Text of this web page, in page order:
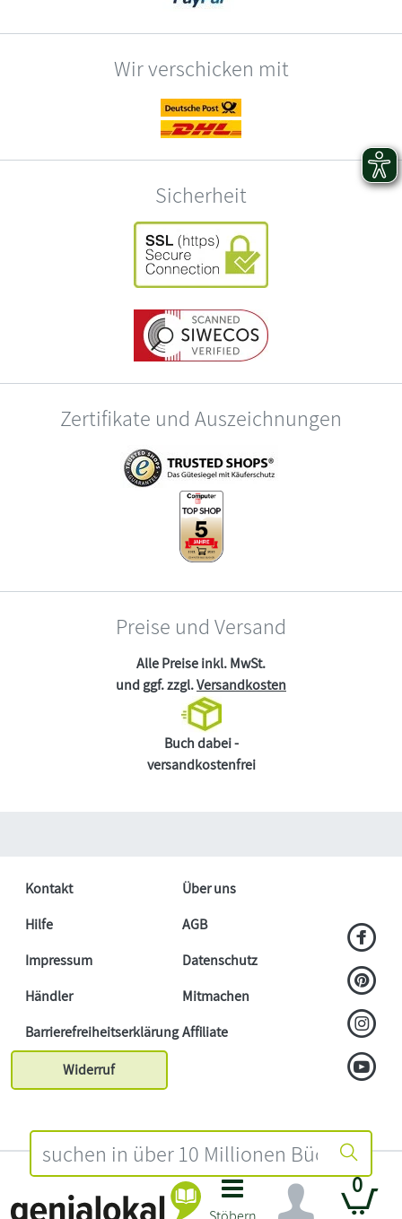
0
Wir verschicken mit
Sicherheit
Zertifikate und Auszeichnungen
Preise und Versand
Alle Preise inkl. MwSt.
und ggf. zzgl.Versandkosten
Buch dabei -
versandkostenfrei
Kontakt
Über uns
Hilfe
AGB
Impressum
Datenschutz
Händler
Mitmachen
BarrierefreiheitserklärungAffiliate
Widerruf